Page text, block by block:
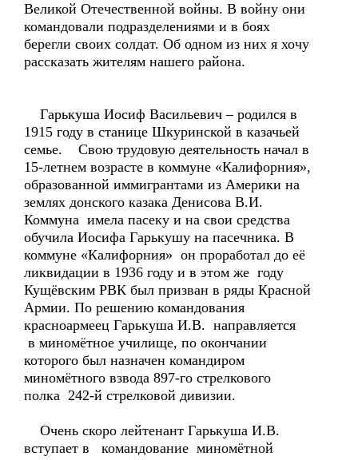
Великой Отечественной войны. В войну они
командовали подразделениями и в боях
берегли своих солдат. Об одном из них я хочу
рассказать жителям нашего района.
Гарькуша Иосиф Васильевич – родился в
1915 году в станице Шкуринской в казачьей
семье. Свою трудовую деятельность начал в
15-летнем возрасте в коммуне «Калифорния»,
образованной иммигрантами из Америки на
землях донского казака Денисова В.И.
Коммуна имела пасеку и на свои средства
обучила Иосифа Гарькушу на пасечника. В
коммуне «Калифорния» он проработал до её
ликвидации в 1936 году и в этом же году
Кущёвским РВК был призван в ряды Красной
Армии. По решению командования
красноармеец Гарькуша И.В. направляется
в миномётное училище, по окончании
которого был назначен командиром
миномётного взвода 897-го стрелкового
полка 242-й стрелковой дивизии.
Очень скоро лейтенант Гарькуша И.В.
вступает в командование миномётной